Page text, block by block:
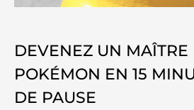
DEVENEZ UN MAÎTRE
POKÉMON EN 15
DE PAUSE